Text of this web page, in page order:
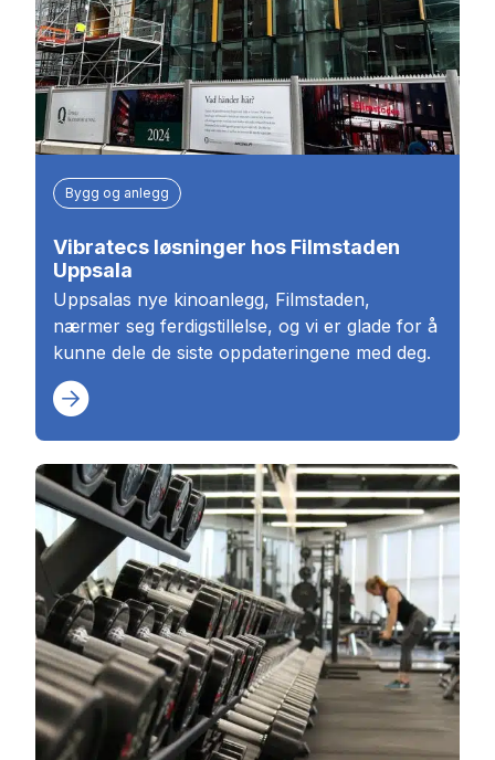
Bygg og anlegg
Vibratecs løsninger hos Filmstaden
Uppsala
Uppsalas nye kinoanlegg, Filmstaden,
nærmer seg ferdigstillelse, og vi er glade for å
kunne dele de siste oppdateringene med deg.